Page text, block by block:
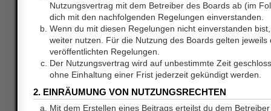
Nutzungsvertrag mit dem Betreiber des Boards ab (im
dich mit den nachfolgenden Regelungen einverstanden.
Wenn du mit diesen Regelungen nicht einverstanden
weiter nutzen. Für die Nutzung des Boards gelten jeweils
veröffentlichten Regelungen.
Der Nutzungsvertrag wird auf unbestimmte Zeit
ohne Einhaltung einer Frist jederzeit gekündigt werden.
2. EINRÄUMUNG VON NUTZUNGSRECHTEN
Mit dem Erstellen eines Beitrags erteilst du dem